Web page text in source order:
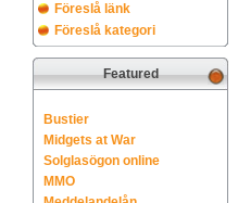
Föreslå länk
Föreslå kategori
Featured
Bustier
Midgets at War
Solglasögon online
MMO